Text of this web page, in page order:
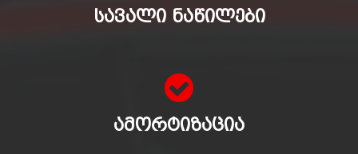
ᲡᲐᲕᲐᲚᲘ ᲜᲐᲬᲘᲚᲔᲑᲘ
ᲐᲛᲝᲠᲢᲘᲖᲐᲪᲘᲐ